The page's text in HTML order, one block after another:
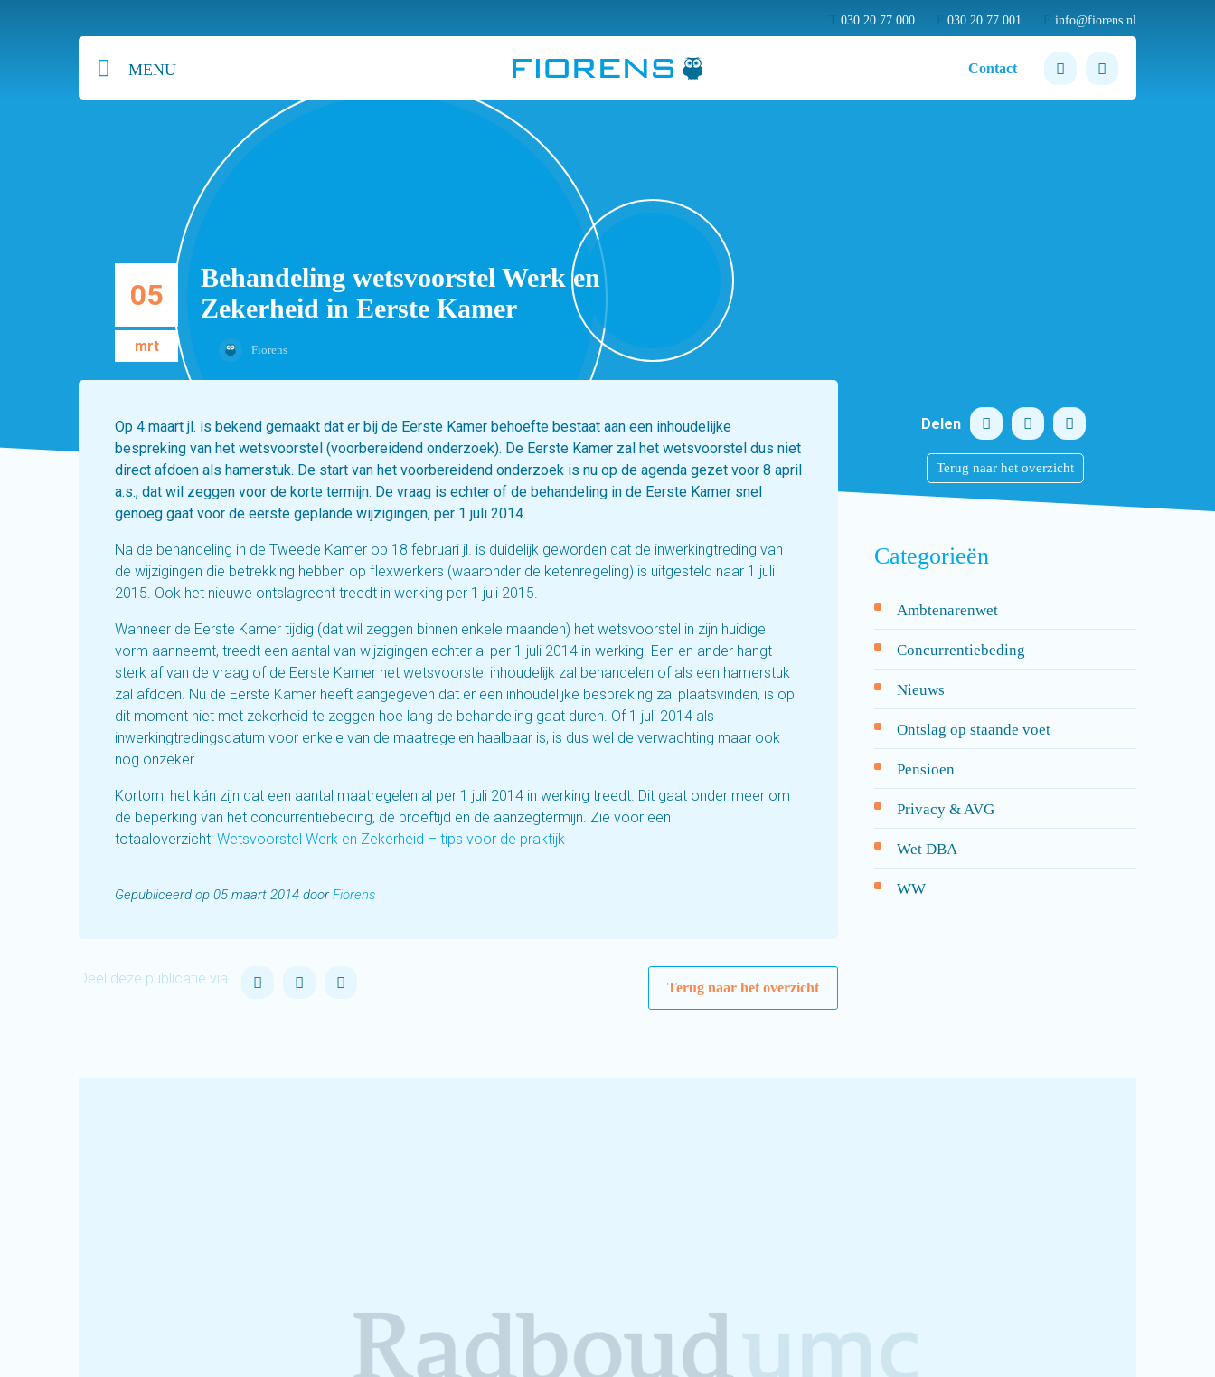
030 20 77 000 030 20 77 001 info@fiorens.nl
MENU Contact
Behandeling wetsvoorstel Werk en
Zekerheid in Eerste Kamer
05
mrt Fiorens
Op 4 maart jl. is bekend gemaakt dat er bij de Eerste Kamer behoefte bestaat aan een inhoudelijke
bespreking van het wetsvoorstel (voorbereidend onderzoek). De Eerste Kamer zal het wetsvoorstel dus niet
direct afdoen als hamerstuk. De start van het voorbereidend onderzoek is nu op de agenda gezet voor 8 april
a.s., dat wil zeggen voor de korte termijn. De vraag is echter of de behandeling in de Eerste Kamer snel
genoeg gaat voor de eerste geplande wijzigingen, per 1 juli 2014.
Na de behandeling in de Tweede Kamer op 18 februari jl. is duidelijk geworden dat de inwerkingtreding van
de wijzigingen die betrekking hebben op flexwerkers (waaronder de ketenregeling) is uitgesteld naar 1 juli
2015. Ook het nieuwe ontslagrecht treedt in werking per 1 juli 2015.
Wanneer de Eerste Kamer tijdig (dat wil zeggen binnen enkele maanden) het wetsvoorstel in zijn huidige
vorm aanneemt, treedt een aantal van wijzigingen echter al per 1 juli 2014 in werking. Een en ander hangt
sterk af van de vraag of de Eerste Kamer het wetsvoorstel inhoudelijk zal behandelen of als een hamerstuk
zal afdoen. Nu de Eerste Kamer heeft aangegeven dat er een inhoudelijke bespreking zal plaatsvinden, is op
dit moment niet met zekerheid te zeggen hoe lang de behandeling gaat duren. Of 1 juli 2014 als
inwerkingtredingsdatum voor enkele van de maatregelen haalbaar is, is dus wel de verwachting maar ook
nog onzeker.
Kortom, het kán zijn dat een aantal maatregelen al per 1 juli 2014 in werking treedt. Dit gaat onder meer om
de beperking van het concurrentiebeding, de proeftijd en de aanzegtermijn. Zie voor een
totaaloverzicht: Wetsvoorstel Werk en Zekerheid – tips voor de praktijk
Gepubliceerd op 05 maart 2014 doorFiorens
Deel deze publicatie via
Terug naar het overzicht
Delen
Terug naar het overzicht
Categorieën
Ambtenarenwet
Concurrentiebeding
Nieuws
Ontslag op staande voet
Pensioen
Privacy & AVG
Wet DBA
WW